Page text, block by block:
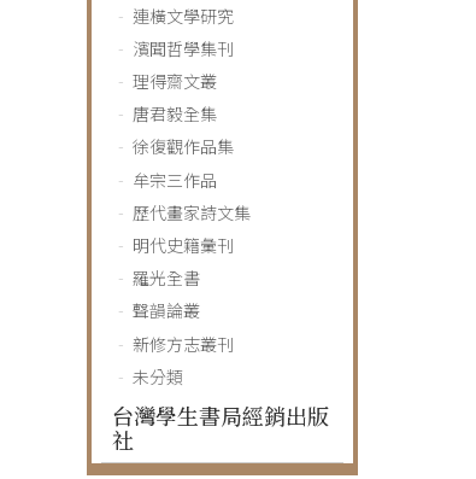
連橫文學研究
濱聞哲學集刊
理得齋文叢
唐君毅全集
徐復觀作品集
牟宗三作品
歷代畫家詩文集
明代史籍彙刊
羅光全書
聲韻論叢
新修方志叢刊
未分類
台灣學生書局經銷出版
社